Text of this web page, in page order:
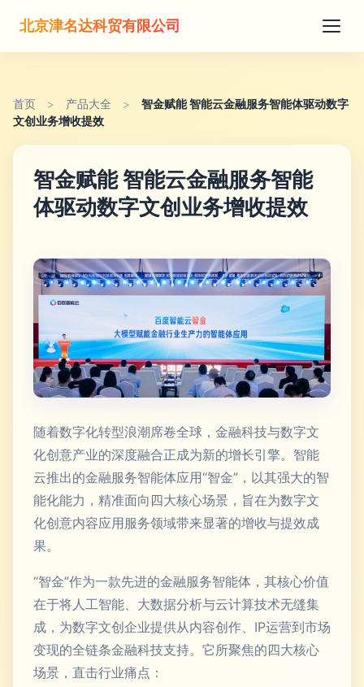
北京津名达科贸有限公司
首页 > 产品大全 >
智金赋能 智能云金融服务智能体驱动数字
文创业务增收提效
智金赋能 智能云金融服务智能
体驱动数字文创业务增收提效
随着数字化转型浪潮席卷全球，金融科技与数字文
化创意产业的深度融合正成为新的增长引擎。智能
云推出的金融服务智能体应用“智金”，以其强大的智
能化能力，精准面向四大核心场景，旨在为数字文
化创意内容应用服务领域带来显著的增收与提效成
果。
“智金”作为一款先进的金融服务智能体，其核心价值
在于将人工智能、大数据分析与云计算技术无缝集
成，为数字文创企业提供从内容创作、IP运营到市场
变现的全链条金融科技支持。它所聚焦的四大核心
场景，直击行业痛点：